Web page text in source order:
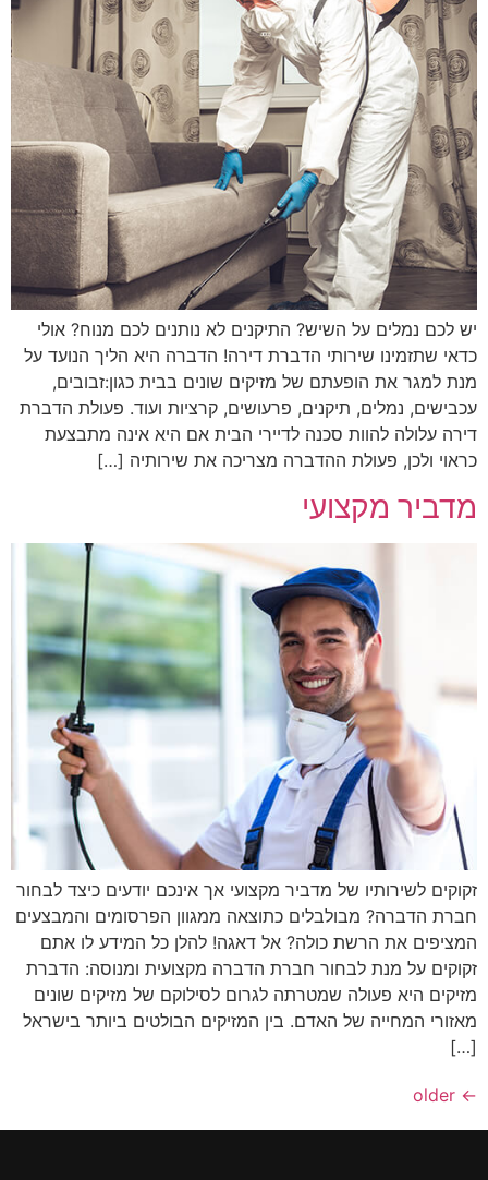
יש לכם נמלים על השיש? התיקנים לא נותנים לכם מנוח? אולי
כדאי שתזמינו שירותי הדברת דירה! הדברה היא הליך הנועד על
מנת למגר את הופעתם של מזיקים שונים בבית כגון:זבובים,
עכבישים, נמלים, תיקנים, פרעושים, קרציות ועוד. פעולת הדברת
דירה עלולה להוות סכנה לדיירי הבית אם היא אינה מתבצעת
כראוי ולכן, פעולת ההדברה מצריכה את שירותיה […]
מדביר מקצועי
זקוקים לשירותיו של מדביר מקצועי אך אינכם יודעים כיצד לבחור
חברת הדברה? מבולבלים כתוצאה ממגוון הפרסומים והמבצעים
המציפים את הרשת כולה? אל דאגה! להלן כל המידע לו אתם
זקוקים על מנת לבחור חברת הדברה מקצועית ומנוסה: הדברת
מזיקים היא פעולה שמטרתה לגרום לסילוקם של מזיקים שונים
מאזורי המחייה של האדם. בין המזיקים הבולטים ביותר בישראל
[…]
←